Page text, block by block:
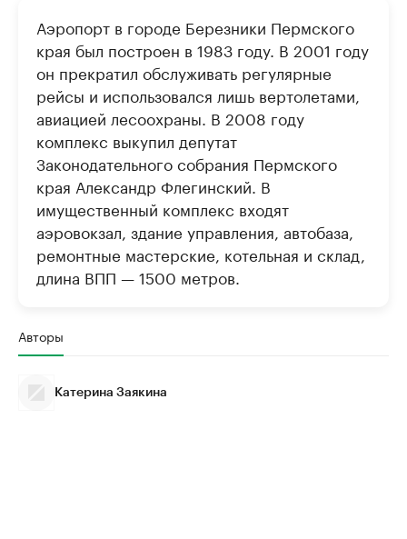
Аэропорт в городе Березники Пермского
края был построен в 1983 году. В 2001 году
он прекратил обслуживать регулярные
рейсы и использовался лишь вертолетами,
авиацией лесоохраны. В 2008 году
комплекс выкупил депутат
Законодательного собрания Пермского
края Александр Флегинский. В
имущественный комплекс входят
аэровокзал, здание управления, автобаза,
ремонтные мастерские, котельная и склад,
длина ВПП — 1500 метров.
Авторы
Катерина Заякина